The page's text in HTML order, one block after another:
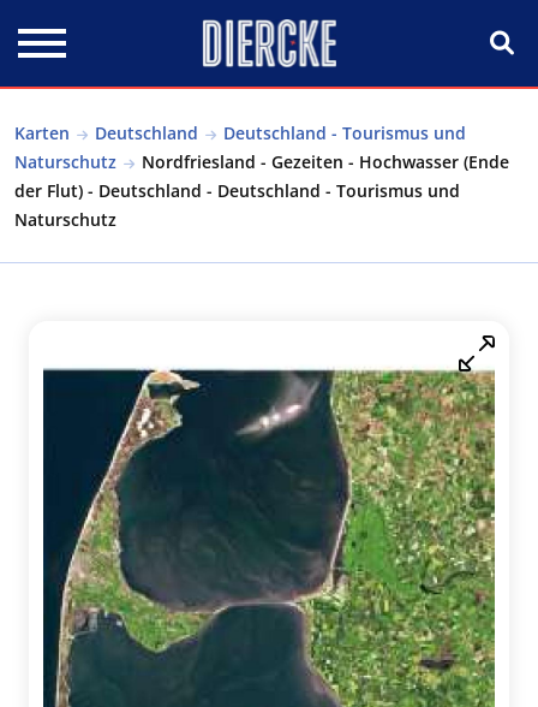
Karten Deutschland
Deutschland - Tourismus und
Naturschutz
Nordfriesland - Gezeiten - Hochwasser (Ende
der Flut) - Deutschland - Deutschland - Tourismus und
Naturschutz